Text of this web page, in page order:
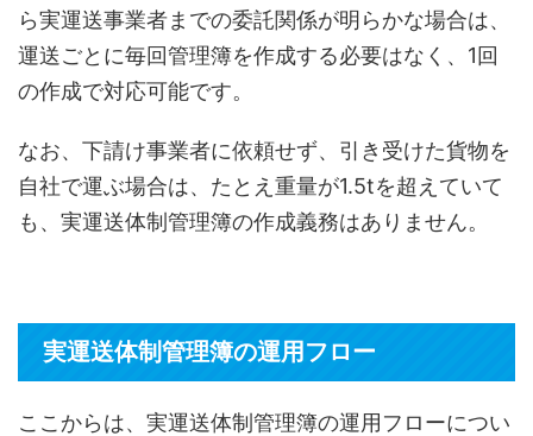
ら実運送事業者までの委託関係が明らかな場合は、
運送ごとに毎回管理簿を作成する必要はなく、1回
の作成で対応可能です。
なお、下請け事業者に依頼せず、引き受けた貨物を
自社で運ぶ場合は、たとえ重量が1.5tを超えていて
も、実運送体制管理簿の作成義務はありません。
実運送体制管理簿の運用フロー
ここからは、実運送体制管理簿の運用フローについ